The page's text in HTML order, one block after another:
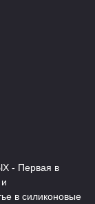
- Первая в
в силиконовые